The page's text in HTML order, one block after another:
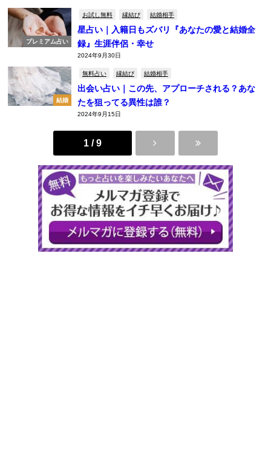
プレミアム占い
お試し無料 縁結び 結婚相手
星占い｜入籍日もズバリ『あなたの愛と結婚全
録』生涯伴侶・幸せ
2024年9月30日
結婚
無料占い 縁結び 結婚相手
出会い占い｜この先、アプローチされる？あな
たを狙ってる異性は誰？
2024年9月15日
1 / 9